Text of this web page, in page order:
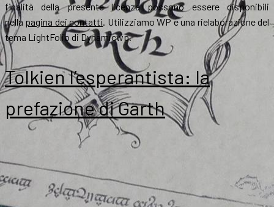
finalità della presente licenza possono essere disponibili
nella pagina dei contatti. Utilizziamo WP e una rielaborazione del
tema LightFolio di Dynamicwp.
Tolkien l’esperantista: la
prefazione di Garth